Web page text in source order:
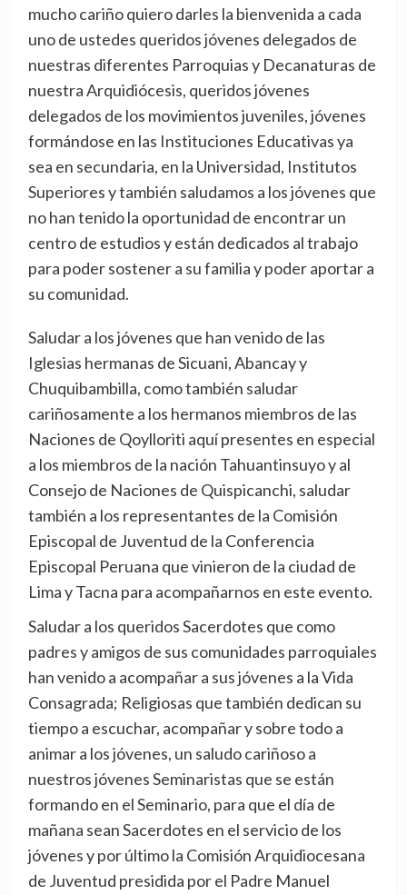
mucho cariño quiero darles la bienvenida a cada
uno de ustedes queridos jóvenes delegados de
nuestras diferentes Parroquias y Decanaturas de
nuestra Arquidiócesis, queridos jóvenes
delegados de los movimientos juveniles, jóvenes
formándose en las Instituciones Educativas ya
sea en secundaria, en la Universidad, Institutos
Superiores y también saludamos a los jóvenes que
no han tenido la oportunidad de encontrar un
centro de estudios y están dedicados al trabajo
para poder sostener a su familia y poder aportar a
su comunidad.
Saludar a los jóvenes que han venido de las
Iglesias hermanas de Sicuani, Abancay y
Chuquibambilla, como también saludar
cariñosamente a los hermanos miembros de las
Naciones de Qoylloriti aquí presentes en especial
a los miembros de la nación Tahuantinsuyo y al
Consejo de Naciones de Quispicanchi, saludar
también a los representantes de la Comisión
Episcopal de Juventud de la Conferencia
Episcopal Peruana que vinieron de la ciudad de
Lima y Tacna para acompañarnos en este evento.
Saludar a los queridos Sacerdotes que como
padres y amigos de sus comunidades parroquiales
han venido a acompañar a sus jóvenes a la Vida
Consagrada; Religiosas que también dedican su
tiempo a escuchar, acompañar y sobre todo a
animar a los jóvenes, un saludo cariñoso a
nuestros jóvenes Seminaristas que se están
formando en el Seminario, para que el día de
mañana sean Sacerdotes en el servicio de los
jóvenes y por último la Comisión Arquidiocesana
de Juventud presidida por el Padre Manuel